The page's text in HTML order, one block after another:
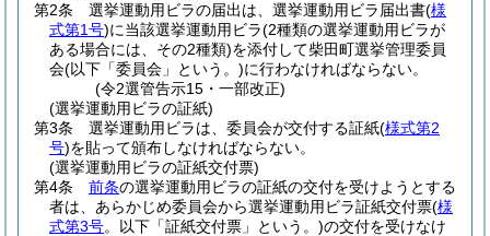
第2条
選挙運動用ビラの届出は、選挙運動用ビラ届出書(様
式第1号)に当該選挙運動用ビラ(2種類の選挙運動用ビラが
ある場合には、その2種類)を添付して柴田町選挙管理委員
会(以下「委員会」という。)に行わなければならない。
(令2選管告示15・一部改正)
(選挙運動用ビラの証紙)
第3条
選挙運動用ビラは、委員会が交付する証紙(様式第2
号)を貼って頒布しなければならない。
(選挙運動用ビラの証紙交付票)
第4条
前条の選挙運動用ビラの証紙の交付を受けようとする
者は、あらかじめ委員会から選挙運動用ビラ証紙交付票(様
式第3号。以下「証紙交付票」という。)の交付を受けなけ